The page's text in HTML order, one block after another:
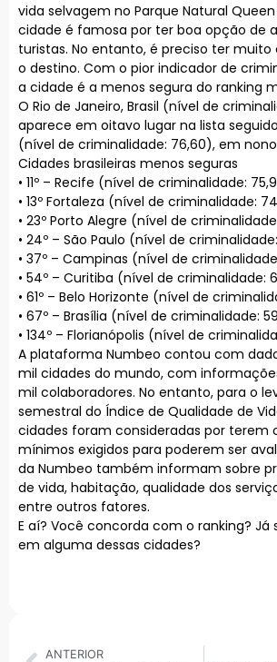
vida selvagem no Parque Natural Queen
cidade é famosa por ter boa opção de
turistas. No entanto, é preciso ter muito
o destino. Com o pior indicador de
a cidade é a menos segura do ranking
O Rio de Janeiro, Brasil (nível de
aparece em oitavo lugar na lista
(nível de criminalidade: 76,60), em
Cidades brasileiras menos seguras
• 11º – Recife (nível de criminalidade:
• 13º Fortaleza (nível de criminalidade:
• 23º Porto Alegre (nível de
• 24º – São Paulo (nível de
• 37º – Campinas (nível de
• 54º – Curitiba (nível de criminalidade:
• 61º – Belo Horizonte (nível de
• 67º – Brasília (nível de criminalidade:
• 134º – Florianópolis (nível de
A plataforma Numbeo contou com
mil cidades do mundo, com
mil colaboradores. No entanto, para o
semestral do Índice de Qualidade de
cidades foram consideradas por terem
mínimos exigidos para poderem ser
da Numbeo também informam sobre
de vida, habitação, qualidade dos
entre outros fatores.
E aí? Você concorda com o ranking? Já
em alguma dessas cidades?
ANTERIOR